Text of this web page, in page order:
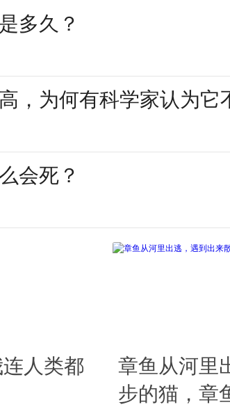
多久？
，为何有科学家认为它
会死？
人类都
章鱼从河里
步的猫，章